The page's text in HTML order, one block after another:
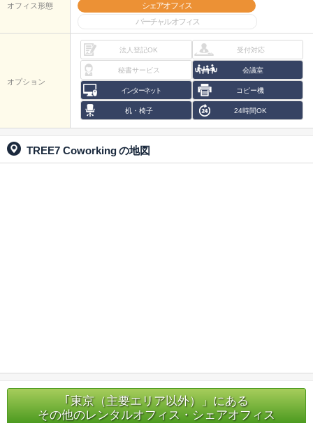
オフィス形態
シェアオフィス
バーチャルオフィス
オプション
法人登記OK 受付対応
秘書サービス 会議室
インターネット コピー機
机・椅子 24時間OK
TREE7 Coworkingの地図
｢東京（主要エリア以外）」にある
その他のレンタルオフィス・シェアオフィス